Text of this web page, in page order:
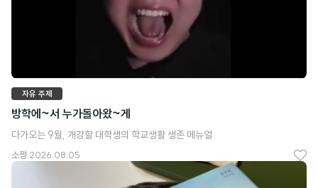
자유 주제
방학에~서 누가돌아왔~게
다가오는 9월, 개강할 대학생의 학교생활 생존 메뉴얼
소쩡 2026.08.05
좋